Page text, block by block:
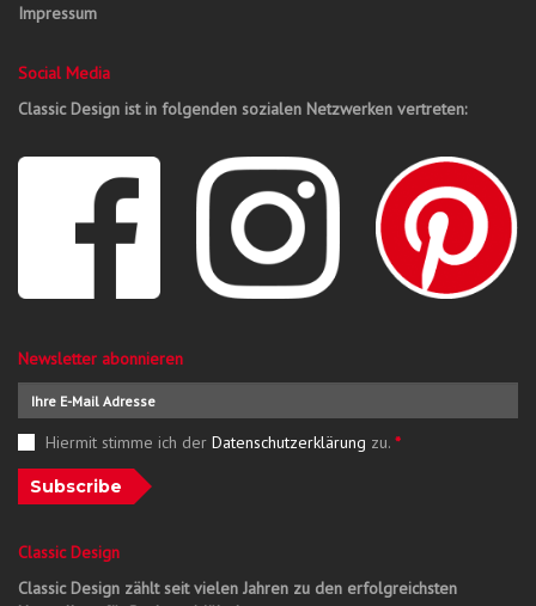
Impressum
Social Media
Classic Design ist in folgenden sozialen Netzwerken vertreten:
Newsletter abonnieren
Hiermit stimme ich der Datenschutzerklärung zu. *
Subscribe
Classic Design
Classic Design zählt seit vielen Jahren zu den erfolgreichsten